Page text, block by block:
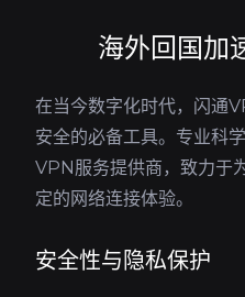
海外回国加
在当今数字化时代，闪通
安全的必备工具。专业科
VPN服务提供商，致力于
定的网络连接体验。
安全性与隐私保护